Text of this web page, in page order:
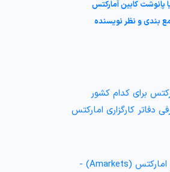
برای کدام کشور
دفاتر کارگزاری امارکتس
🌍 وب تریدر امارکتس (Amarkets) -